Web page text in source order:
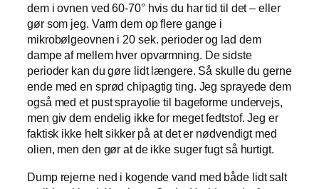
dem i ovnen ved 60-70° hvis du har tid til det – eller
gør som jeg. Varm dem op flere gange i
mikrobølgeovnen i 20 sek. perioder og lad dem
dampe af mellem hver opvarmning. De sidste
perioder kan du gøre lidt længere. Så skulle du gerne
ende med en sprød chipagtig ting. Jeg sprayede dem
også med et pust sprayolie til bageforme undervejs,
men giv dem endelig ikke for meget fedtstof. Jeg er
faktisk ikke helt sikker på at det er nødvendigt med
olien, men den gør at de ikke suger fugt så hurtigt.
Dump rejerne ned i kogende vand med både lidt salt